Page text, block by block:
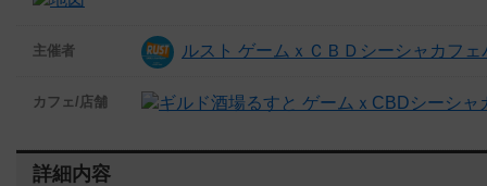
主催者 ルスト ゲームｘＣＢＤシーシャカフ
カフェ/店舗
詳細内容